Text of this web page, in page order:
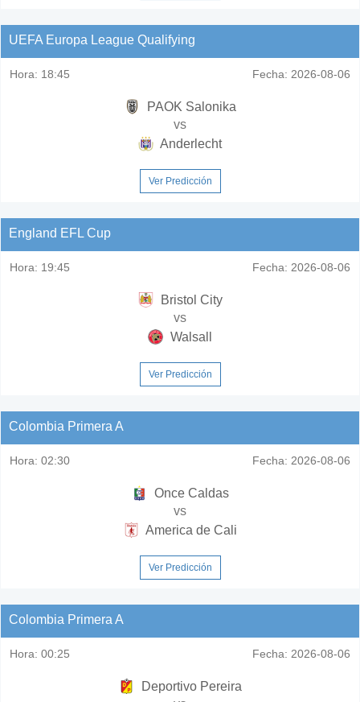
UEFA Europa League Qualifying
Hora: 18:45 Fecha: 2026-08-06
PAOK Salonika
vs
Anderlecht
Ver Predicción
England EFL Cup
Hora: 19:45 Fecha: 2026-08-06
Bristol City
vs
Walsall
Ver Predicción
Colombia Primera A
Hora: 02:30 Fecha: 2026-08-06
Once Caldas
vs
America de Cali
Ver Predicción
Colombia Primera A
Hora: 00:25 Fecha: 2026-08-06
Deportivo Pereira